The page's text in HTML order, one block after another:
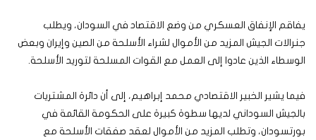
يفاقم الإنفاق العسكري من وضع الاقتصاد في السودان، ويطلب
جنرالات الجيش المزيد من الأموال لشراء الأسلحة من الصين وإيران وبعض
الوسطاء الذين عادوا إلى العمل مع القوات المسلحة لتوريد الأسلحة.
فيما يشير الخبير الاقتصادي محمد إبراهيم، إلى أن دائرة المشتريات
بالجيش السوداني لديها سطوة كبيرة على الحكومة القائمة في
بورتسودان، وتطلب المزيد من الأموال لعقد صفقات الأسلحة مع